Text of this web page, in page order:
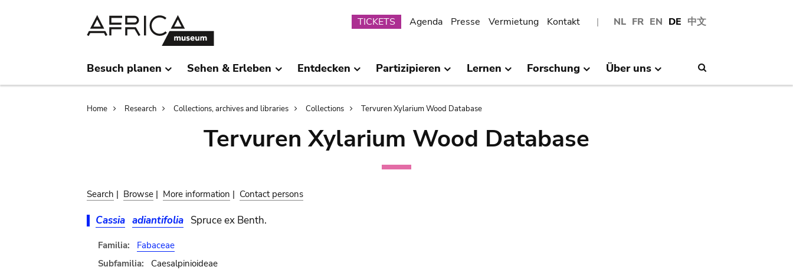
NL FR EN DE 中文
Submenu
TICKETS Agenda Presse Vermietung Kontakt
Besuch planen Sehen & Erleben Entdecken Partizipieren Lernen Forschung Über uns
Breadcrumb
Home Research Collections, archives and libraries Collections Tervuren Xylarium Wood Database
Tervuren Xylarium Wood Database
Search | Browse | More information | Contact persons
Cassia adiantifolia Spruce ex Benth.
Familia:
Fabaceae
Subfamilia:
Caesalpinioideae